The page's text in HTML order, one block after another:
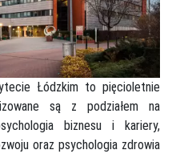
Łódzkim to pięcioletnie
są z podziałem na
biznesu i kariery,
oraz psychologia zdrowia